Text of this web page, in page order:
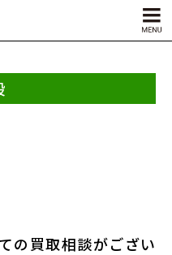
の買取相談がござい